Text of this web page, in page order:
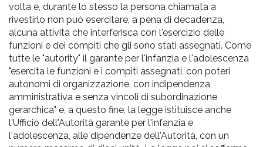
volta e, durante lo stesso la persona chiamata a
rivestirlo non può esercitare, a pena di decadenza,
alcuna attività che interferisca con l'esercizio delle
funzioni e dei compiti che gli sono stati assegnati. Come
tutte le "autority" il garante per l'infanzia e l'adolescenza
"esercita le funzioni e i compiti assegnati, con poteri
autonomi di organizzazione, con indipendenza
amministrativa e senza vincoli di subordinazione
gerarchica" e, a questo fine, la legge istituisce anche
l'Ufficio dell'Autorità garante per l'infanzia e
l'adolescenza, alle dipendenze dell'Autorità, con un